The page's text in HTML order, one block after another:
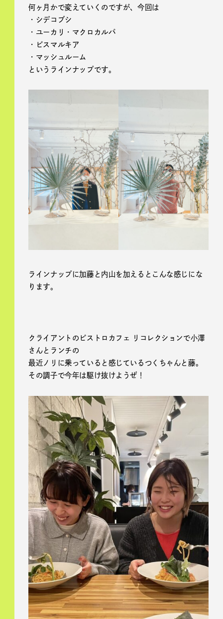
何ヶ月かで変えていくのですが、今回は
・シデコブシ
・ユーカリ・マクロカルパ
・ビスマルキア
・マッシュルーム
というラインナップです。
ラインナップに加藤と内山を加えるとこんな感じにな
ります。
クライアントのビストロカフェ リコレクションで小澤
さんとランチの
最近ノリに乗っていると感じているつくちゃんと藤。
その調子で今年は駆け抜けようぜ！